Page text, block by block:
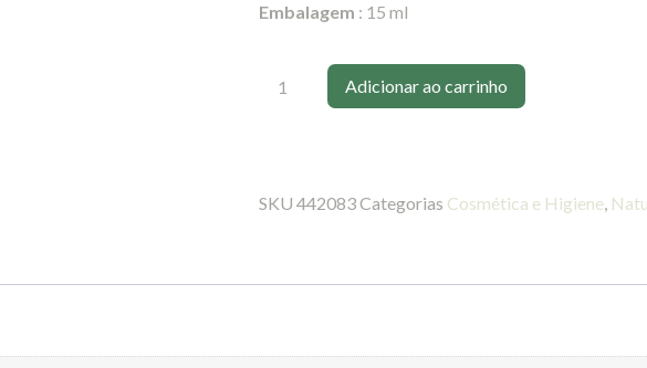
Embalagem : 15 ml
Adicionar ao carrinho
SKU 442083Categorias Cosmética e Higiene,